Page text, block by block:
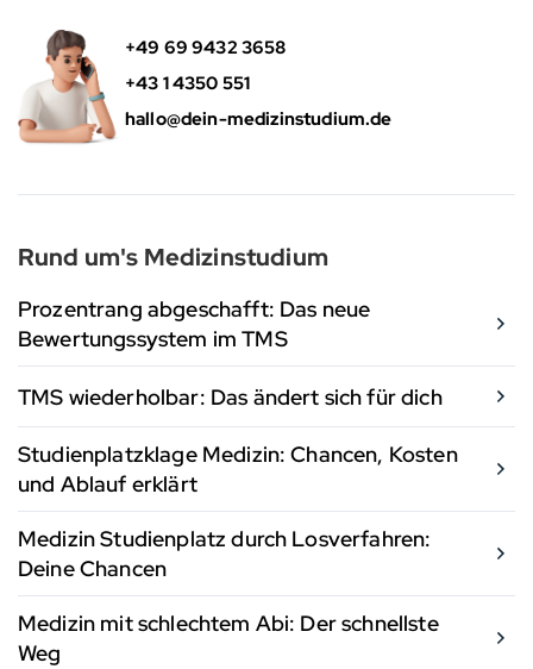
+49 69 9432 3658
+43 1 4350 551
hallo@dein-medizinstudium.de
Rund um's Medizinstudium
Prozentrang abgeschafft: Das neue
Bewertungssystem im TMS
TMS wiederholbar: Das ändert sich für dich
Studienplatzklage Medizin: Chancen, Kosten
und Ablauf erklärt
Medizin Studienplatz durch Losverfahren:
Deine Chancen
Medizin mit schlechtem Abi: Der schnellste
Weg